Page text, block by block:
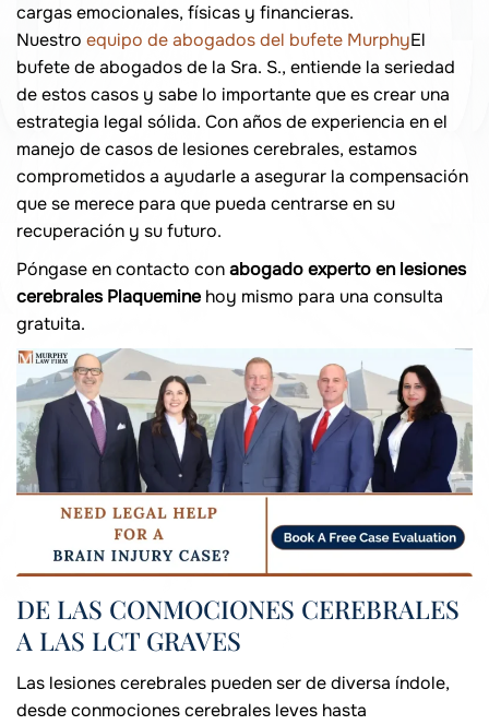
cargas emocionales, físicas y financieras.
Nuestro equipo de abogados del bufete MurphyEl
bufete de abogados de la Sra. S., entiende la seriedad
de estos casos y sabe lo importante que es crear una
estrategia legal sólida. Con años de experiencia en el
manejo de casos de lesiones cerebrales, estamos
comprometidos a ayudarle a asegurar la compensación
que se merece para que pueda centrarse en su
recuperación y su futuro.
Póngase en contacto conabogado experto en lesiones
cerebrales Plaquemine hoy mismo para una consulta
gratuita.
DE LAS CONMOCIONES CEREBRALES
A LAS LCT GRAVES
Las lesiones cerebrales pueden ser de diversa índole,
desde conmociones cerebrales leves hasta